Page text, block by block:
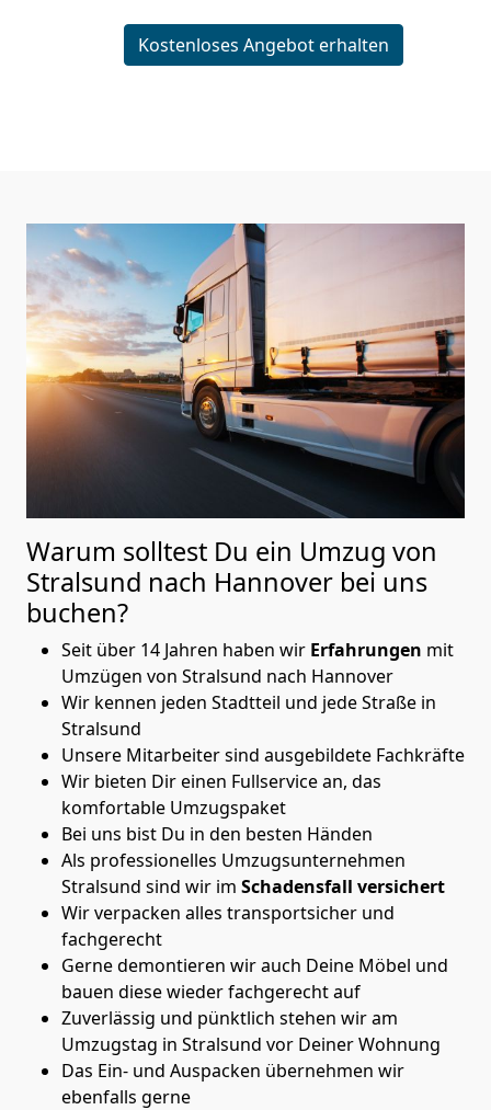
Kostenloses Angebot erhalten
Warum solltest Du ein Umzug von
Stralsund nach Hannover bei uns
buchen?
Seit über 14 Jahren haben wir Erfahrungen mit
Umzügen von Stralsund nach Hannover
Wir kennen jeden Stadtteil und jede Straße in
Stralsund
Unsere Mitarbeiter sind ausgebildete Fachkräfte
Wir bieten Dir einen Fullservice an, das
komfortable Umzugspaket
Bei uns bist Du in den besten Händen
Als professionelles Umzugsunternehmen
Stralsund sind wir im Schadensfall versichert
Wir verpacken alles transportsicher und
fachgerecht
Gerne demontieren wir auch Deine Möbel und
bauen diese wieder fachgerecht auf
Zuverlässig und pünktlich stehen wir am
Umzugstag in Stralsund vor Deiner Wohnung
Das Ein- und Auspacken übernehmen wir
ebenfalls gerne